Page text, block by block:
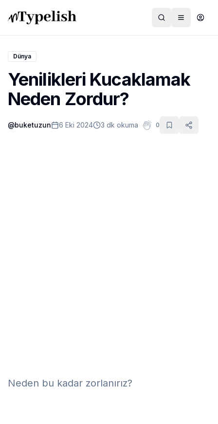
Dünya
Film ve Dizi
Kültür ve Sanat
Dünya
Yenilikleri Kucaklamak
Neden Zordur?
@buketuzun 6 Eki 2024 3 dk okuma 0
Neden bu kadar zorlanırız?